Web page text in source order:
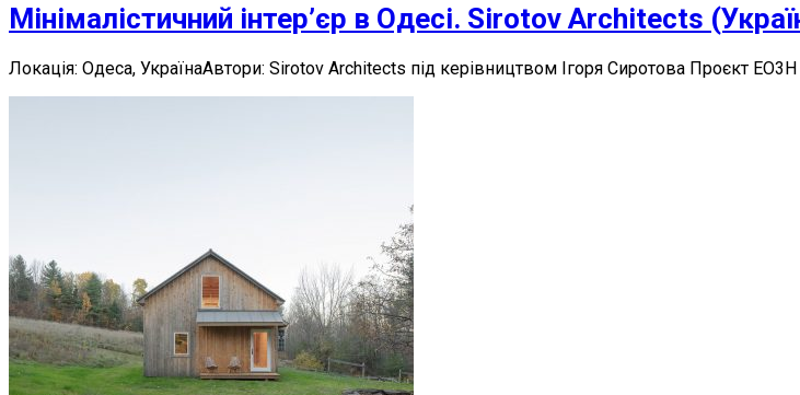
Мінімалістичний інтер’єр в Одесі. Sirotov Architects
Локація: Одеса, УкраїнаАвтори: Sirotov Architects під керівництвом Ігоря Сиротова Проєкт